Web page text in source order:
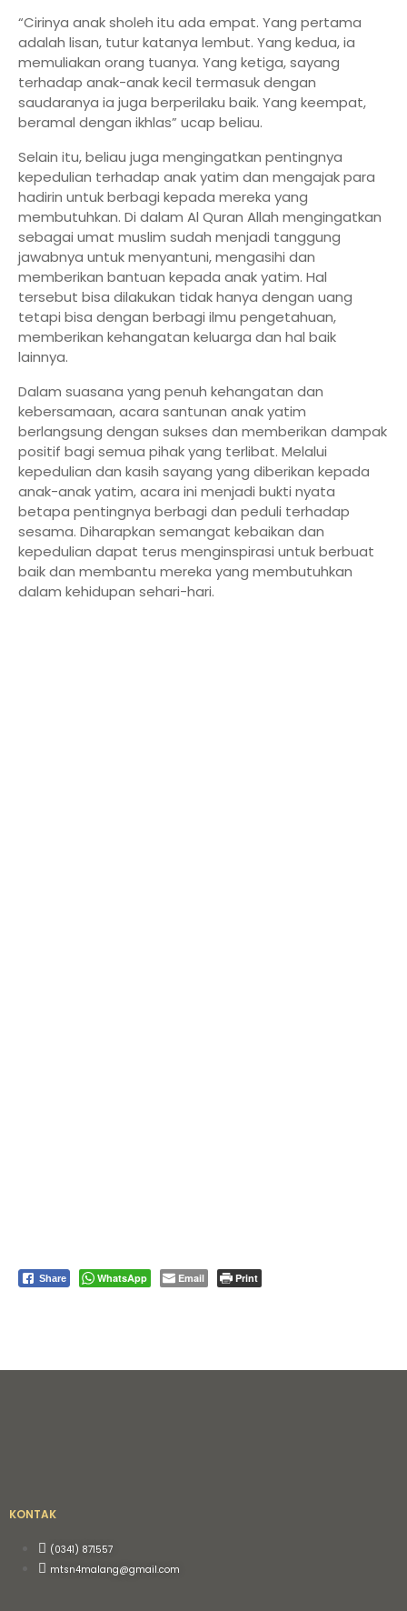
“Cirinya anak sholeh itu ada empat. Yang pertama
adalah lisan, tutur katanya lembut. Yang kedua, ia
memuliakan orang tuanya. Yang ketiga, sayang
terhadap anak-anak kecil termasuk dengan
saudaranya ia juga berperilaku baik. Yang keempat,
beramal dengan ikhlas” ucap beliau.
Selain itu, beliau juga mengingatkan pentingnya
kepedulian terhadap anak yatim dan mengajak para
hadirin untuk berbagi kepada mereka yang
membutuhkan. Di dalam Al Quran Allah mengingatkan
sebagai umat muslim sudah menjadi tanggung
jawabnya untuk menyantuni, mengasihi dan
memberikan bantuan kepada anak yatim. Hal
tersebut bisa dilakukan tidak hanya dengan uang
tetapi bisa dengan berbagi ilmu pengetahuan,
memberikan kehangatan keluarga dan hal baik
lainnya.
Dalam suasana yang penuh kehangatan dan
kebersamaan, acara santunan anak yatim
berlangsung dengan sukses dan memberikan dampak
positif bagi semua pihak yang terlibat. Melalui
kepedulian dan kasih sayang yang diberikan kepada
anak-anak yatim, acara ini menjadi bukti nyata
betapa pentingnya berbagi dan peduli terhadap
sesama. Diharapkan semangat kebaikan dan
kepedulian dapat terus menginspirasi untuk berbuat
baik dan membantu mereka yang membutuhkan
dalam kehidupan sehari-hari.
Share WhatsApp Email Print
KONTAK
(0341) 871557
mtsn4malang@gmail.com